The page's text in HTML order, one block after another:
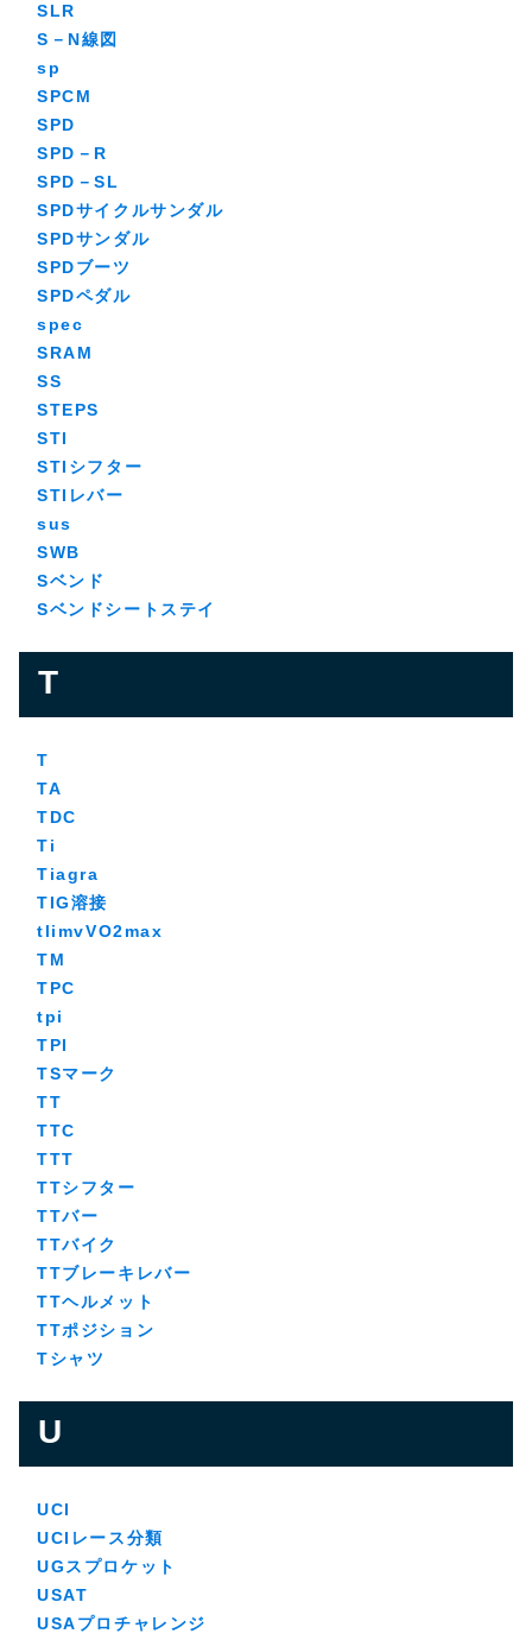
SLR
S－N線図
sp
SPCM
SPD
SPD－R
SPD－SL
SPDサイクルサンダル
SPDサンダル
SPDブーツ
SPDペダル
spec
SRAM
SS
STEPS
STI
STIシフター
STIレバー
sus
SWB
Sベンド
Sベンドシートステイ
T
T
TA
TDC
Ti
Tiagra
TIG溶接
tlimvVO2max
TM
TPC
tpi
TPI
TSマーク
TT
TTC
TTT
TTシフター
TTバー
TTバイク
TTブレーキレバー
TTヘルメット
TTポジション
Tシャツ
U
UCI
UCIレース分類
UGスプロケット
USAT
USAプロチャレンジ